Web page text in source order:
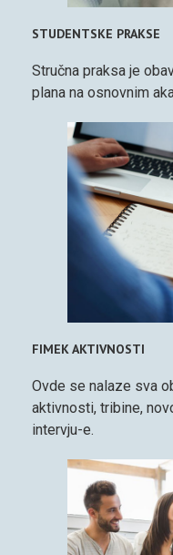
STUDENTSKE PRAKSE
Stručna praksa je
plana na osnovnim
FIMEK AKTIVNOSTI
Ovde se nalaze sva
aktivnosti, tribine,
intervju-e.